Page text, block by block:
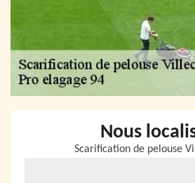
Nous
Scarification de pelouse